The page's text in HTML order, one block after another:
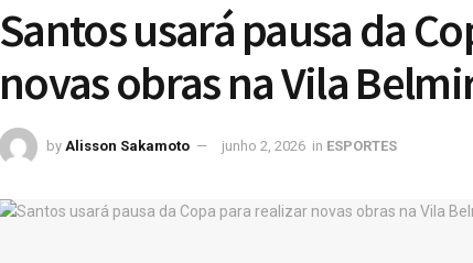
Santos usará pausa da
novas obras na Vila
by Alisson Sakamoto junho 2, 2026 in ESPORTES